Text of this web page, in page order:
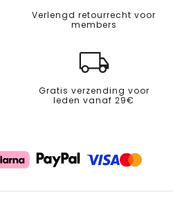
Verlengd retourrecht voor
members
Gratis verzending voor
leden vanaf 29€